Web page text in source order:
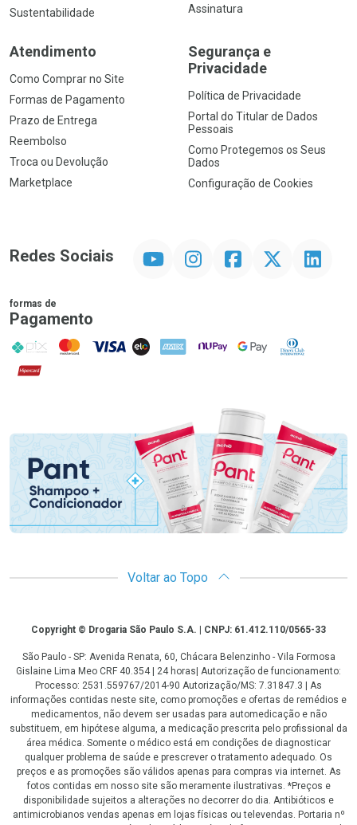
Sustentabilidade
Assinatura
Atendimento
Como Comprar no Site
Formas de Pagamento
Prazo de Entrega
Reembolso
Troca ou Devolução
Marketplace
Segurança e
Privacidade
Política de Privacidade
Portal do Titular de Dados
Pessoais
Como Protegemos os Seus
Dados
Configuração de Cookies
Redes Sociais InstagramFacebookTwitter Linkedin
formas de
Pagamento
PIX MasterCard
VISA ELO AMEX NuPay Google PayDiners Club
Hipercard
Promoção em Destaque
Voltar ao Topo
CopyrightCopyright © Drogaria São Paulo S.A. | CNPJ: 61.412.110/0565-33
São Paulo - SP: Avenida Renata, 60, Chácara Belenzinho - Vila Formosa
Gislaine Lima Meo CRF 40.354 | 24 horas| Autorização de funcionamento:
Processo: 2531.559767/2014-90 Autorização/MS: 7.31847.3 | As
informações contidas neste site, como promoções e ofertas de remédios e
medicamentos, não devem ser usadas para automedicação e não
substituem, em hipótese alguma, a medicação prescrita pelo profissional da
área médica. Somente o médico está em condições de diagnosticar
qualquer problema de saúde e prescrever o tratamento adequado. Os
preços e as promoções são válidos apenas para compras via internet. As
fotos contidas em nosso site são meramente ilustrativas. *Preços e
disponibilidade sujeitos a alterações no decorrer do dia. Antibióticos e
antimicrobianos vendas apenas em lojas físicas ou televendas. Portaria nº